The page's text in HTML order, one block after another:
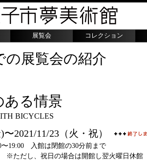
展覧会 コレクション
の展覧会の紹介
ある情景
BICYCLES
〜2021/11/23（火・祝）
〜19:00 入館は閉館の30分前まで
※ただし、祝日の場合は開館し翌火曜日休館